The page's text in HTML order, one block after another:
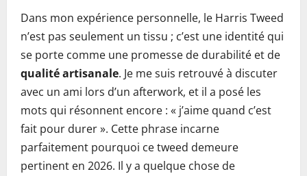
Dans mon expérience personnelle, le Harris Tweed
n’est pas seulement un tissu ; c’est une identité qui
se porte comme une promesse de durabilité et de
qualité artisanale. Je me suis retrouvé à discuter
avec un ami lors d’un afterwork, et il a posé les
mots qui résonnent encore : « j’aime quand c’est
fait pour durer ». Cette phrase incarne
parfaitement pourquoi ce tweed demeure
pertinent en 2026. Il y a quelque chose de